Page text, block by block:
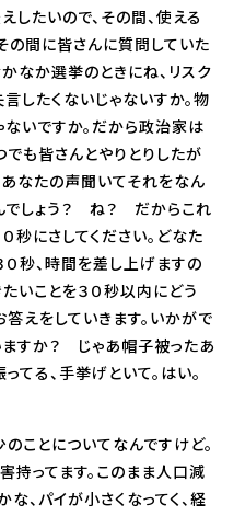
たいので、その間、使える
の間に皆さんに質問していた
なか選挙のときにね、リスク
したくないじゃないすか。物
ないですか。だから政治家は
も皆さんとやりとりしたが
あなたの声聞いてそれをなん
でしょう？ ね？ だからこれ
秒にさしてください。どなた
０秒、時間を差し上げますの
いことを３０秒以内にどう
えをしていきます。いかがで
ますか？ じゃあ帽子被ったあ
てる、手挙げといて。はい。
ことについてなんですけど。
持ってます。このまま人口減
、パイが小さくなってく、経